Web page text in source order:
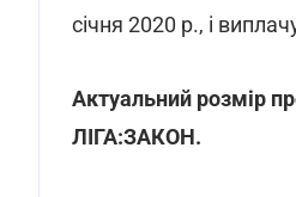
січня 2020 р., і
Актуальний розмір
ЛІГА:ЗАКОН.